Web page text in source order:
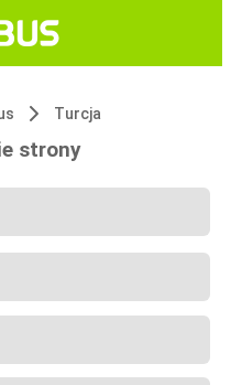
Turcja
strony